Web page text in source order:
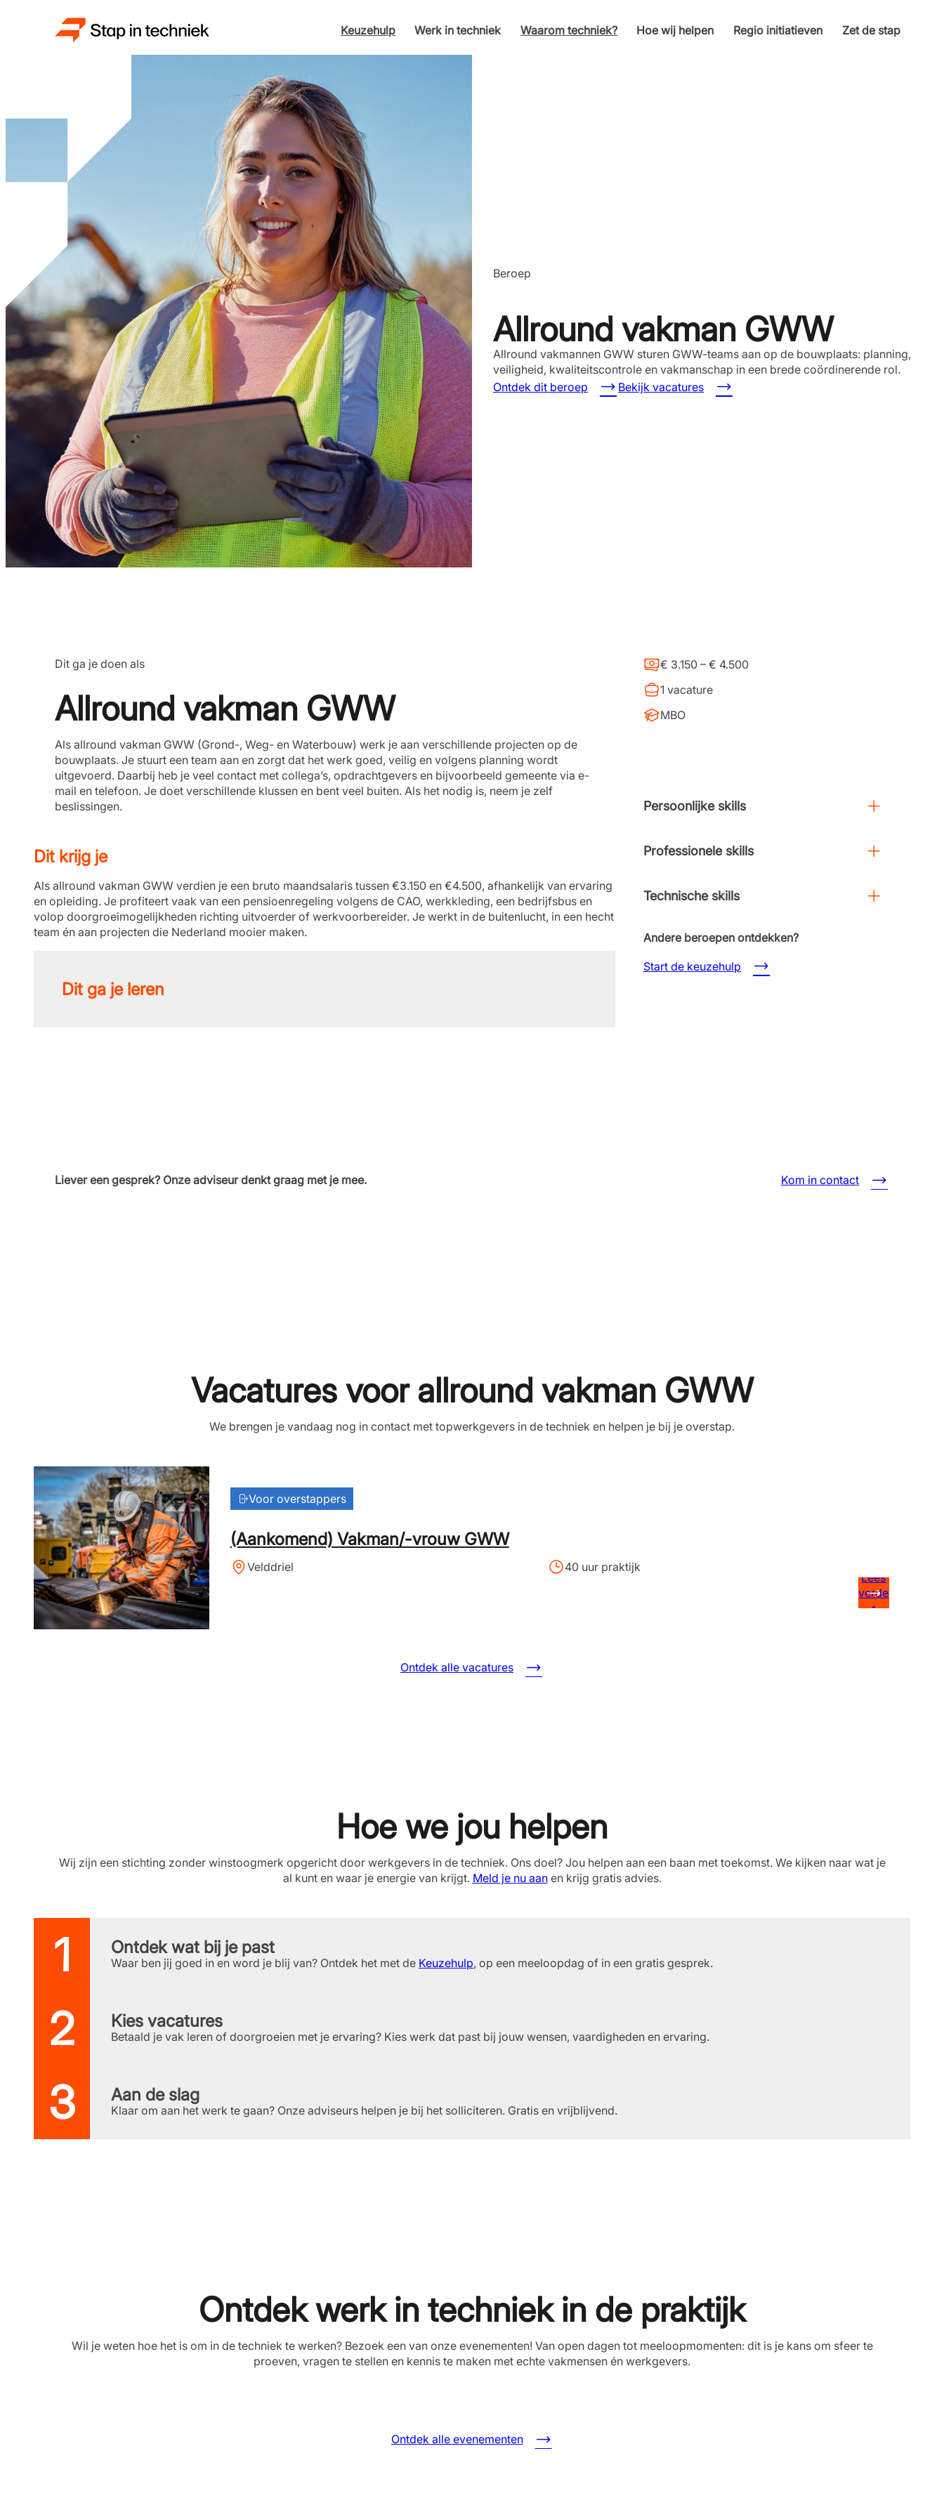
Keuzehulp Werk in techniek Waarom techniek? Hoe wij helpen Regio initiatieven Zet de stap
Beroep
Allround vakman GWW
Allround vakmannen GWW sturen GWW-teams aan op de bouwplaats: planning,
veiligheid, kwaliteitscontrole en vakmanschap in een brede coördinerende rol.
Ontdek dit beroep
Bekijk vacatures
Dit ga je doen als
Allround vakman GWW
Als allround vakman GWW (Grond-, Weg- en Waterbouw) werk je aan verschillende projecten op de
bouwplaats. Je stuurt een team aan en zorgt dat het werk goed, veilig en volgens planning wordt
uitgevoerd. Daarbij heb je veel contact met collega’s, opdrachtgevers en bijvoorbeeld gemeente via e-
mail en telefoon. Je doet verschillende klussen en bent veel buiten. Als het nodig is, neem je zelf
beslissingen.
Dit krijg je
Als allround vakman GWW verdien je een bruto maandsalaris tussen €3.150 en €4.500, afhankelijk van ervaring
en opleiding. Je profiteert vaak van een pensioenregeling volgens de CAO, werkkleding, een bedrijfsbus en
volop doorgroeimogelijkheden richting uitvoerder of werkvoorbereider. Je werkt in de buitenlucht, in een hecht
team én aan projecten die Nederland mooier maken.
Dit ga je leren
€ 3.150 – € 4.500
1 vacature
MBO
Persoonlijke skills
Professionele skills
Technische skills
Andere beroepen ontdekken?
Start de keuzehulp
Liever een gesprek? Onze adviseur denkt graag met je mee. Kom in contact
Vacatures voor allround vakman GWW
We brengen je vandaag nog in contact met topwerkgevers in de techniek en helpen je bij je overstap.
Voor overstappers
(Aankomend) Vakman/-vrouw GWW
Velddriel 40 uur praktijk
Lees
verde
r
Ontdek alle vacatures
Hoe we jou helpen
Wij zijn een stichting zonder winstoogmerk opgericht door werkgevers in de techniek. Ons doel? Jou helpen aan een baan met toekomst. We kijken naar wat je
al kunt en waar je energie van krijgt. Meld je nu aanen krijg gratis advies.
Ontdek wat bij je past
Waar ben jij goed in en word je blij van? Ontdek het met de Keuzehulp, op een meeloopdag of in een gratis gesprek.
Kies vacatures
Betaald je vak leren of doorgroeien met je ervaring? Kies werk dat past bij jouw wensen, vaardigheden en ervaring.
Aan de slag
Klaar om aan het werk te gaan? Onze adviseurs helpen je bij het solliciteren. Gratis en vrijblijvend.
Ontdek werk in techniek in de praktijk
Wil je weten hoe het is om in de techniek te werken? Bezoek een van onze evenementen! Van open dagen tot meeloopmomenten: dit is je kans om sfeer te
proeven, vragen te stellen en kennis te maken met echte vakmensen én werkgevers.
Ontdek alle evenementen